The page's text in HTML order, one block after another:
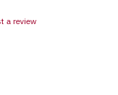
a review